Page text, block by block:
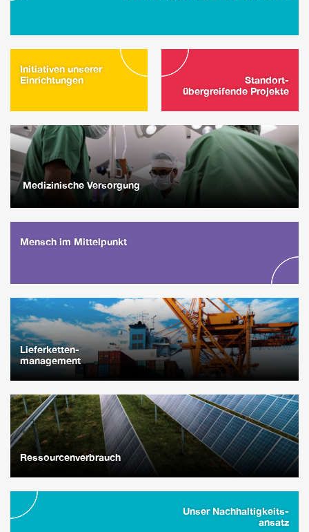
Initiativen unserer
Einrichtungen
Standort-
übergreifende Projekte
Medizinische Versorgung
Mensch im Mittelpunkt
Lieferketten-
management
Ressourcenverbrauch
Unser Nachhaltigkeits-
ansatz